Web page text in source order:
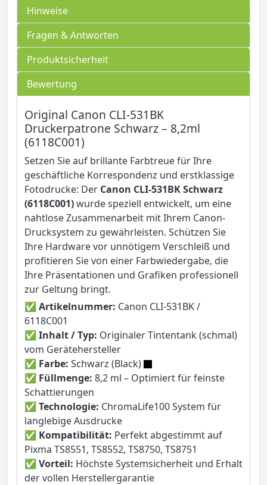
Hinweise
Fragen & Antworten
Produktsicherheit
Bewertung
Original Canon CLI-531BK
Druckerpatrone Schwarz – 8,2ml
(6118C001)
Setzen Sie auf brillante Farbtreue für Ihre
geschäftliche Korrespondenz und erstklassige
Fotodrucke: Der Canon CLI-531BK Schwarz
(6118C001)wurde speziell entwickelt, um eine
nahtlose Zusammenarbeit mit Ihrem Canon-
Drucksystem zu gewährleisten. Schützen Sie
Ihre Hardware vor unnötigem Verschleiß und
profitieren Sie von einer Farbwiedergabe, die
Ihre Präsentationen und Grafiken professionell
zur Geltung bringt.
✅ Artikelnummer: Canon CLI-531BK /
6118C001
✅ Inhalt / Typ: Originaler Tintentank (schmal)
vom Gerätehersteller
✅ Farbe: Schwarz (Black)
✅ Füllmenge: 8,2 ml – Optimiert für feinste
Schattierungen
✅ Technologie: ChromaLife100 System für
langlebige Ausdrucke
✅ Kompatibilität: Perfekt abgestimmt auf
Pixma TS8551, TS8552, TS8750, TS8751
✅ Vorteil: Höchste Systemsicherheit und Erhalt
der vollen Herstellergarantie